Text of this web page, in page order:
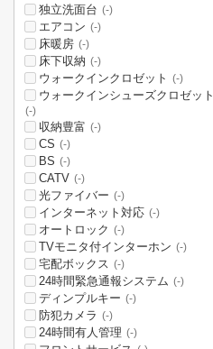
独立洗面台 (-)
エアコン (-)
床暖房 (-)
床下収納 (-)
ウォークインクロゼット (-)
ウォークインシューズクロゼット
(-)
収納豊富 (-)
CS (-)
BS (-)
CATV (-)
光ファイバー (-)
インターネット対応 (-)
オートロック (-)
TVモニタ付インターホン (-)
宅配ボックス (-)
24時間緊急通報システム (-)
ディンプルキー (-)
防犯カメラ (-)
24時間有人管理 (-)